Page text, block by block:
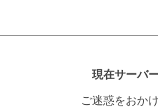
現在サーバ
ご迷惑をおか